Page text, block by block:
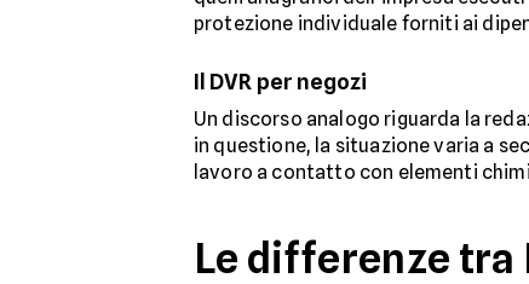
protezione individuale forniti ai
Il DVR per negozi
Un discorso analogo riguarda la
in questione, la situazione varia a
lavoro a contatto con elementi
Le differenze tra